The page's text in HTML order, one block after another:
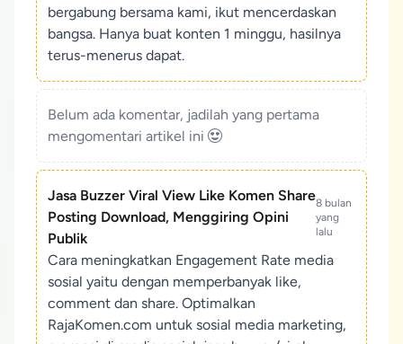
bergabung bersama kami, ikut mencerdaskan
bangsa. Hanya buat konten 1 minggu, hasilnya
terus-menerus dapat.
Belum ada komentar, jadilah yang pertama
mengomentari artikel ini
Jasa Buzzer Viral View Like Komen Share
Posting Download, Menggiring Opini
Publik
8 bulan
yang
lalu
Cara meningkatkan Engagement Rate media
sosial yaitu dengan memperbanyak like,
comment dan share. Optimalkan
RajaKomen.com untuk sosial media marketing,